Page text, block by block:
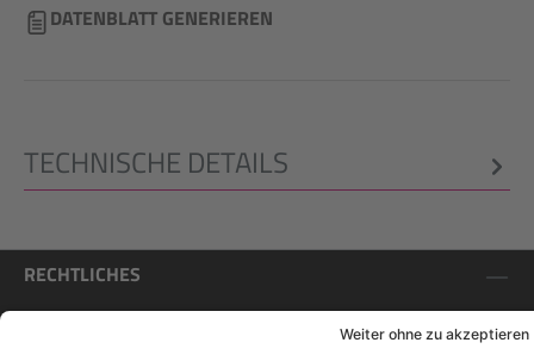
DATENBLATT GENERIEREN
TECHNISCHE DETAILS
RECHTLICHES